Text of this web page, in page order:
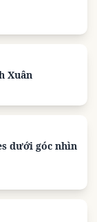
Xuân
dưới góc nhìn